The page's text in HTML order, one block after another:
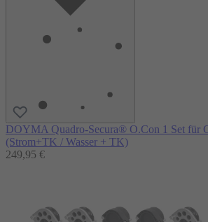
DOYMA Quadro-Secura® O.Con 1 Set für
(Strom+TK / Wasser + TK)
249,95 €